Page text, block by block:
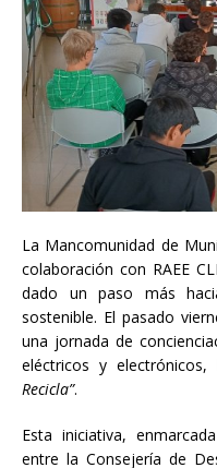
La Mancomunidad de
colaboración con RAEE
dado un paso más
sostenible. El pasado
una jornada de
eléctricos y
Recicla”.
Esta iniciativa,
entre la Consejería de